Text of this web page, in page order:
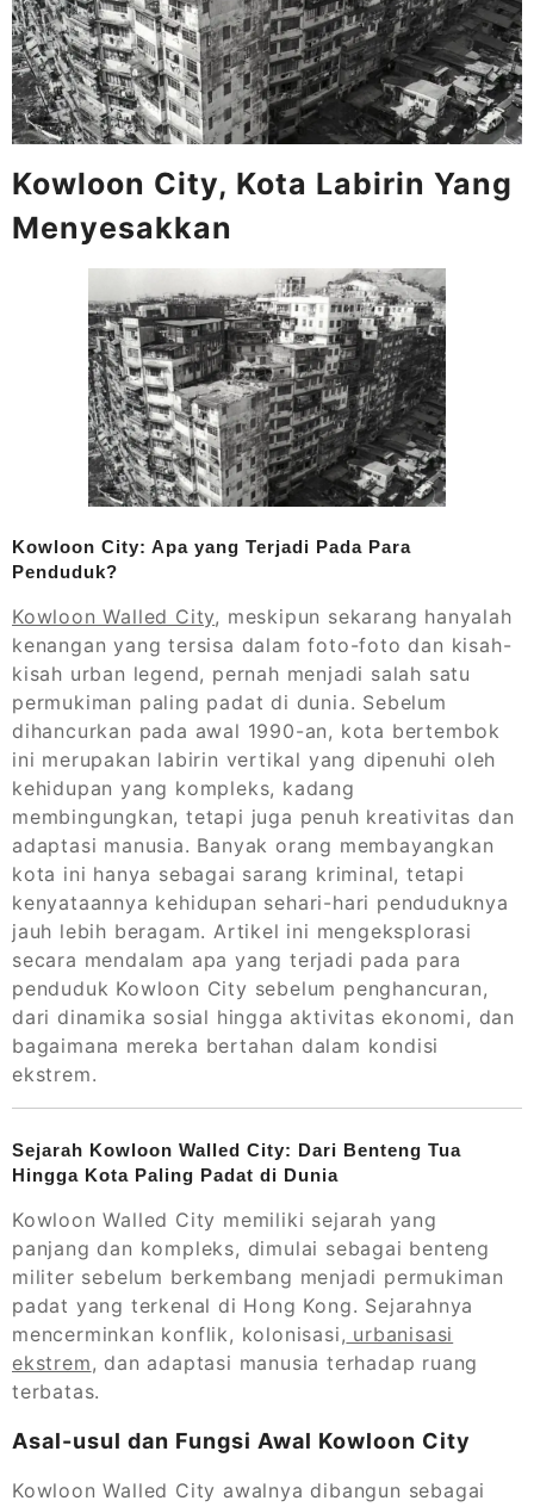
Kowloon City, Kota Labirin Yang
Menyesakkan
Kowloon City: Apa yang Terjadi Pada Para
Penduduk?
Kowloon Walled City, meskipun sekarang hanyalah
kenangan yang tersisa dalam foto-foto dan kisah-
kisah urban legend, pernah menjadi salah satu
permukiman paling padat di dunia. Sebelum
dihancurkan pada awal 1990-an, kota bertembok
ini merupakan labirin vertikal yang dipenuhi oleh
kehidupan yang kompleks, kadang
membingungkan, tetapi juga penuh kreativitas dan
adaptasi manusia. Banyak orang membayangkan
kota ini hanya sebagai sarang kriminal, tetapi
kenyataannya kehidupan sehari-hari penduduknya
jauh lebih beragam. Artikel ini mengeksplorasi
secara mendalam apa yang terjadi pada para
penduduk Kowloon City sebelum penghancuran,
dari dinamika sosial hingga aktivitas ekonomi, dan
bagaimana mereka bertahan dalam kondisi
ekstrem.
Sejarah Kowloon Walled City: Dari Benteng Tua
Hingga Kota Paling Padat di Dunia
Kowloon Walled City memiliki sejarah yang
panjang dan kompleks, dimulai sebagai benteng
militer sebelum berkembang menjadi permukiman
padat yang terkenal di Hong Kong. Sejarahnya
mencerminkan konflik, kolonisasi, urbanisasi
ekstrem, dan adaptasi manusia terhadap ruang
terbatas.
Asal-usul dan Fungsi Awal Kowloon City
Kowloon Walled City awalnya dibangun sebagai